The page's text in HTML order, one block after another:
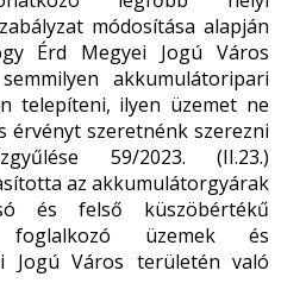
módosítása alapján
Érd Megyei Jogú Város
akkumulátoripari
telepíteni, ilyen üzemet ne
érvényt szeretnénk szerezni
59/2023. (II.23.)
az akkumulátorgyárak
és felső küszöbértékű
foglalkozó üzemek és
Jogú Város területén való